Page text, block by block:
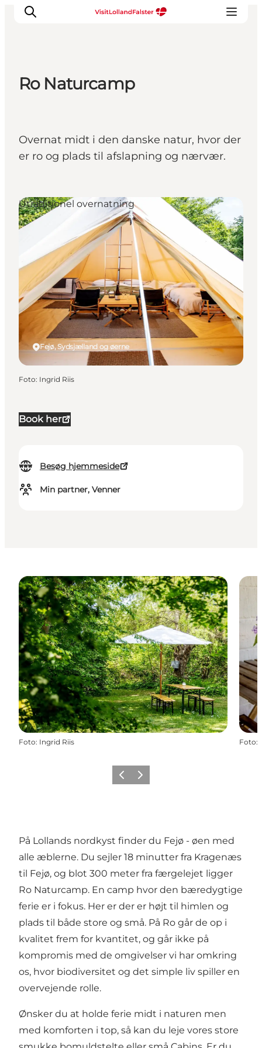
For børn
Gastronomi
Ro Naturcamp
Overnat midt i den danske natur, hvor der
er ro og plads til afslapning og nærvær.
Book her
Besøg hjemmeside
Min partner, Venner
Fejø, Sydsjælland og øerne
Utraditionel overnatning
Foto: Ingrid Riis
Foto: Ingrid Riis Foto:
ForrigeNæste
På Lollands nordkyst finder du Fejø - øen med
alle æblerne. Du sejler 18 minutter fra Kragenæs
til Fejø, og blot 300 meter fra færgelejet ligger
Ro Naturcamp. En camp hvor den bæredygtige
ferie er i fokus. Her er der er højt til himlen og
plads til både store og små. På Ro går de op i
kvalitet frem for kvantitet, og går ikke på
kompromis med de omgivelser vi har omkring
os, hvor biodiversitet og det simple liv spiller en
overvejende rolle.
Ønsker du at holde ferie midt i naturen men
med komforten i top, så kan du leje vores store